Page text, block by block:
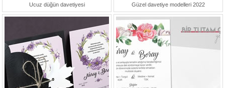
Ucuz düğün davetiyesi Güzel davetiye modelleri 2022